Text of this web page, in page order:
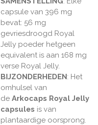
capsule van 396 mg
bevat: 56 mg
gevriesdroogd Royal
Jelly poeder hetgeen
equivalent is aan 168 mg
verse Royal Jelly.
BIJZONDERHEDEN: Het
omhulsel van
de Arkocaps Royal Jelly
capsules is van
plantaardige oorsprong.